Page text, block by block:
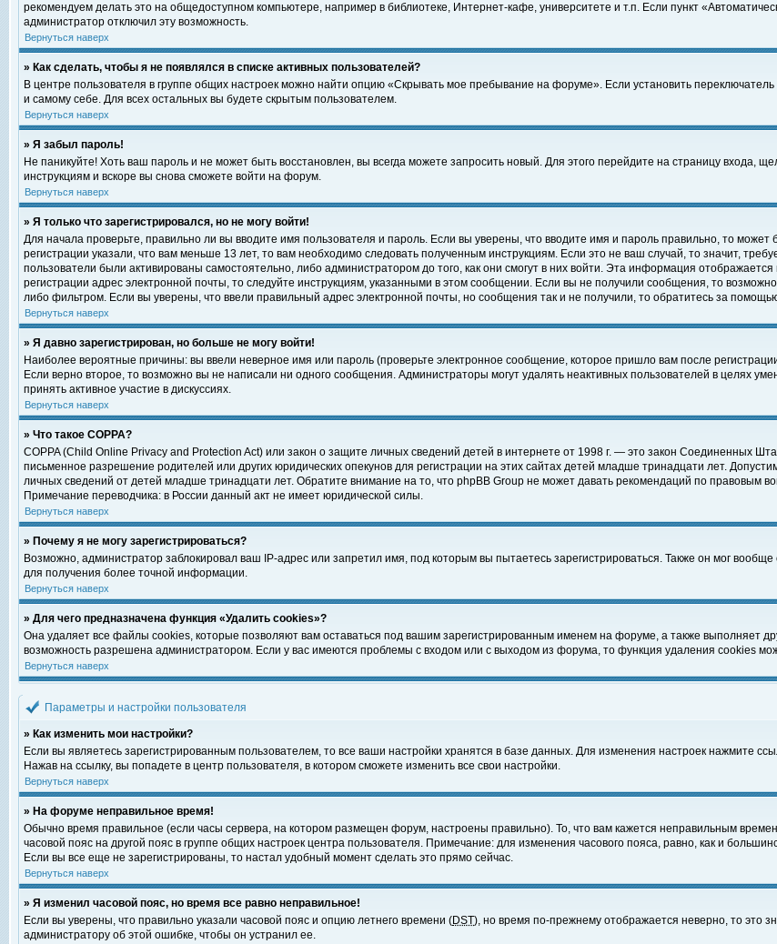
рекомендуем делать это на общедоступном компьютере, например в библиотеке, Интернет-кафе, университете и т.п. Если пункт
администратор отключил эту возможность.
Вернуться наверх
» Как сделать, чтобы я не появлялся в списке активных пользователей?
В центре пользователя в группе общих настроек можно найти опцию «Скрывать мое пребывание на форуме». Если установить
и самому себе. Для всех остальных вы будете скрытым пользователем.
Вернуться наверх
» Я забыл пароль!
Не паникуйте! Хоть ваш пароль и не может быть восстановлен, вы всегда можете запросить новый. Для этого перейдите на страницу входа,
инструкциям и вскоре вы снова сможете войти на форум.
Вернуться наверх
» Я только что зарегистрировался, но не могу войти!
Для начала проверьте, правильно ли вы вводите имя пользователя и пароль. Если вы уверены, что вводите имя и пароль правильно, то
регистрации указали, что вам меньше 13 лет, то вам необходимо следовать полученным инструкциям. Если это не ваш случай, то значит,
пользователи были активированы самостоятельно, либо администратором до того, как они смогут в них войти. Эта информация
регистрации адрес электронной почты, то следуйте инструкциям, указанными в этом сообщении. Если вы не получили сообщения, то
либо фильтром. Если вы уверены, что ввели правильный адрес электронной почты, но сообщения так и не получили, то обратитесь за
Вернуться наверх
» Я давно зарегистрирован, но больше не могу войти!
Наиболее вероятные причины: вы ввели неверное имя или пароль (проверьте электронное сообщение, которое пришло вам после
Если верно второе, то возможно вы не написали ни одного сообщения. Администраторы могут удалять неактивных пользователей в целях
принять активное участие в дискуссиях.
Вернуться наверх
» Что такое COPPA?
COPPA (Child Online Privacy and Protection Act) или закон о защите личных сведений детей в интернете от 1998 г. — это закон Соединенных
письменное разрешение родителей или других юридических опекунов для регистрации на этих сайтах детей младше тринадцати лет.
личных сведений от детей младше тринадцати лет. Обратите внимание на то, что phpBB Group не может давать рекомендаций по правовым
Примечание переводчика: в России данный акт не имеет юридической силы.
Вернуться наверх
» Почему я не могу зарегистрироваться?
Возможно, администратор заблокировал ваш IP-адрес или запретил имя, под которым вы пытаетесь зарегистрироваться. Также он мог
для получения более точной информации.
Вернуться наверх
» Для чего предназначена функция «Удалить cookies»?
Она удаляет все файлы cookies, которые позволяют вам оставаться под вашим зарегистрированным именем на форуме, а также выполняет
возможность разрешена администратором. Если у вас имеются проблемы с входом или с выходом из форума, то функция удаления cookies
Вернуться наверх
Параметры и настройки пользователя
» Как изменить мои настройки?
Если вы являетесь зарегистрированным пользователем, то все ваши настройки хранятся в базе данных. Для изменения настроек нажмите
Нажав на ссылку, вы попадете в центр пользователя, в котором сможете изменить все свои настройки.
Вернуться наверх
» На форуме неправильное время!
Обычно время правильное (если часы сервера, на котором размещен форум, настроены правильно). То, что вам кажется неправильным
часовой пояс на другой пояс в группе общих настроек центра пользователя. Примечание: для изменения часового пояса, равно, как и
Если вы все еще не зарегистрированы, то настал удобный момент сделать это прямо сейчас.
Вернуться наверх
» Я изменил часовой пояс, но время все равно неправильное!
Если вы уверены, что правильно указали часовой пояс и опцию летнего времени (DST), но время по-прежнему отображается неверно, то это
администратору об этой ошибке, чтобы он устранил ее.